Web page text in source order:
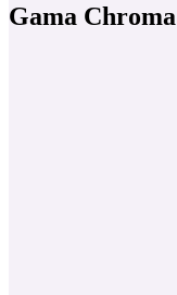
Gama Chroma